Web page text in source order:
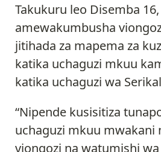
Takukuru leo Disemba
amewakumbusha
jitihada za mapema za
katika uchaguzi mkuu
katika uchaguzi wa
“Nipende kusisitiza
uchaguzi mkuu mwakani
viongozi na watumishi